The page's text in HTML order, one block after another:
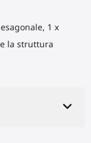
1 x
la struttura